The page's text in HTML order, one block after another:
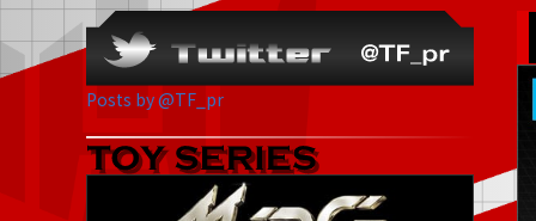
Posts by @TF_pr